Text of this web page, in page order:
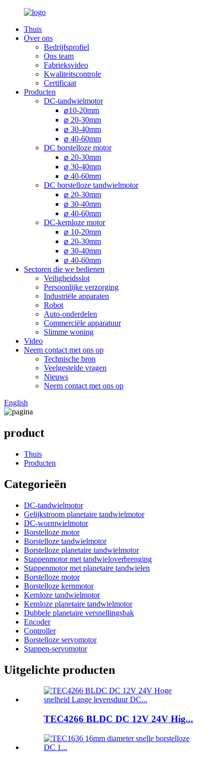
Thuis
Over ons
Bedrijfsprofiel
Ons team
Fabrieksvideo
Kwaliteitscontrole
Certificaat
Producten
DC-tandwielmotor
⌀10-20mm
⌀ 20-30mm
⌀ 30-40mm
⌀ 40-60mm
DC borstelloze motor
⌀ 20-30mm
⌀ 30-40mm
⌀ 40-60mm
DC borstelloze tandwielmotor
⌀ 20-30mm
⌀ 30-40mm
⌀ 40-60mm
DC-kernloze motor
⌀ 10-20mm
⌀ 20-30mm
⌀ 30-40mm
⌀ 40-60mm
Sectoren die we bedienen
Veiligheidsslot
Persoonlijke verzorging
Industriële apparaten
Robot
Auto-onderdelen
Commerciële apparatuur
Slimme woning
Video
Neem contact met ons op
Technische bron
Veelgestelde vragen
Nieuws
Neem contact met ons op
English
product
Thuis
Producten
Categorieën
DC-tandwielmotor
Gelijkstroom planetaire tandwielmotor
DC-wormwielmotor
Borstelloze motor
Borstelloze tandwielmotor
Borstelloze planetaire tandwielmotor
Stappenmotor met tandwieloverbrenging
Stappenmotor met planetaire tandwielen
Borstelloze motor
Borstelloze kernmotor
Kernloze tandwielmotor
Kernloze planetaire tandwielmotor
Dubbele planetaire versnellingsbak
Encoder
Controller
Borstelloze servomotor
Stappen-servomotor
Uitgelichte producten
TEC4266 BLDC DC 12V 24V Hig...